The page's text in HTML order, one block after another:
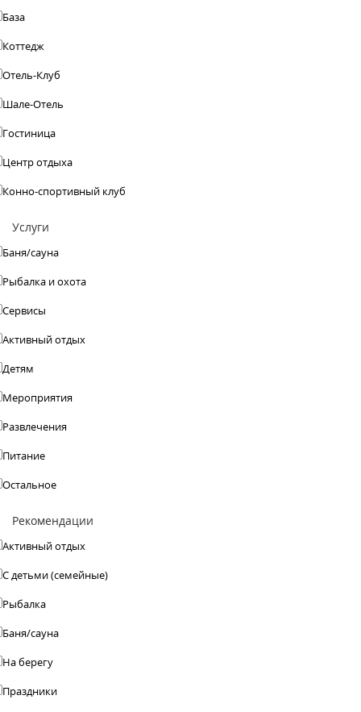
База
Коттедж
Отель-Клуб
Шале-Отель
Гостиница
Центр отдыха
Конно-спортивный клуб
Услуги
Баня/сауна
Рыбалка и охота
Сервисы
Активный отдых
Детям
Мероприятия
Развлечения
Питание
Остальное
Рекомендации
Активный отдых
С детьми (семейные)
Рыбалка
Баня/сауна
На берегу
Праздники